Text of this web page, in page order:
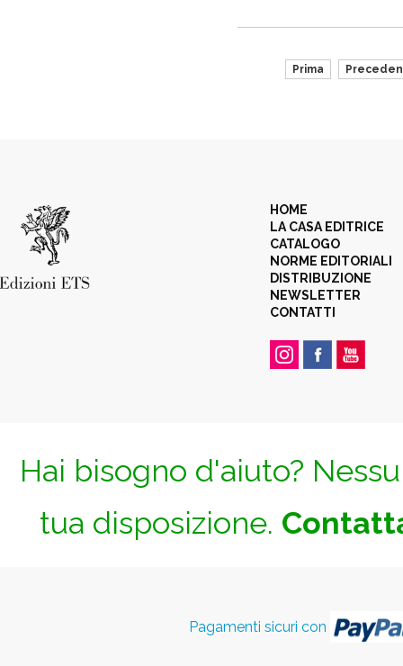
Prima
HOME
LA CASA EDITRICE
CATALOGO
NORME EDITORIALI
DISTRIBUZIONE
NEWSLETTER
CONTATTI
Hai bisogno d'aiuto?
tua disposizione.
Pagamenti sicuri con